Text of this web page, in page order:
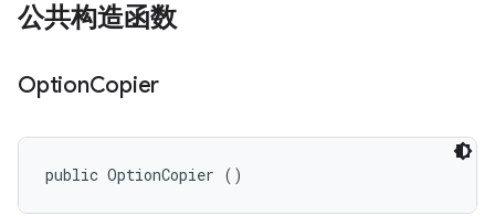
公共构造函数
OptionCopier
public OptionCopier ()